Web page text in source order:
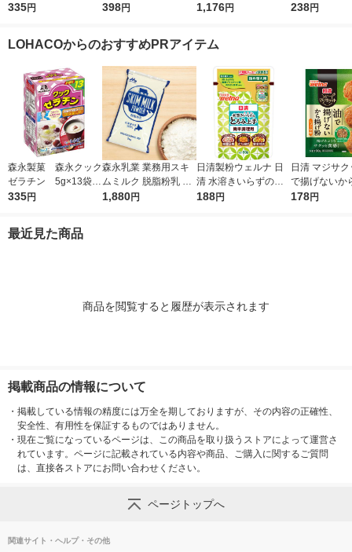
ゼラチンパウダー
335円
チャック付 1kg 1個 日
398円
チャック付 1kg 1セッ
1,176円
個
238円
LOHACOからのおすすめPRアイテム
森永製菓 森永クック
ゼラチン 5g×13袋
ゼラチンパウダー
335円
森永乳業 業務用スキ
ムミルク 脱脂粉乳 北
海道生乳100% 1袋
1,880円
日清製粉ウェルナ 日
清 水溶きいらずのと
ろみ上手 詰め替え用
188円
日清 マジサ
で揚げないか
しょうゆ味
178円
最近見た商品
商品を閲覧すると履歴が表示されます
掲載商品の情報について
・ 掲載している情報の精度には万全を期しておりますが、その内容の正確性、
安全性、有用性を保証するものではありません。
・ 現在ご覧になっているページは、この商品を取り扱うストアによって運営さ
れています。ページに記載されている内容や商品、ご購入に関するご質問
は、直接各ストアにお問い合わせください。
ページトップへ
関連サイト・ヘルプ・その他